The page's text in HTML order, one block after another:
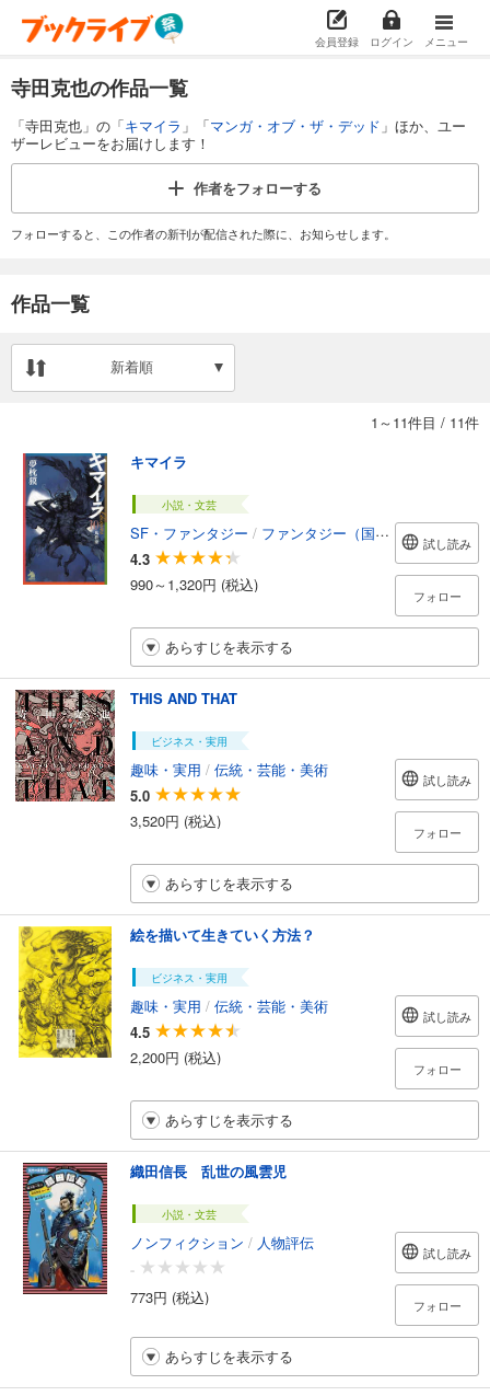
会員登録 ログイン メニュー
寺田克也の作品一覧
「寺田克也」の「キマイラ 」「マンガ・オブ・ザ・デッド 」ほか、ユー
ザーレビューをお届けします！
作者をフォローする
フォローすると、この作者の新刊が配信された際に、お知らせします。
作品一覧
新着順
1～11件目 / 11件
キマイラ
小説・文芸
SF・ファンタジー / ファンタジー（国内）
4.3
990～1,320円 (税込)
試し読み
フォロー
あらすじを表示する
THIS AND THAT
ビジネス・実用
趣味・実用 / 伝統・芸能・美術
5.0
3,520円 (税込)
試し読み
フォロー
あらすじを表示する
絵を描いて生きていく方法？
ビジネス・実用
趣味・実用 / 伝統・芸能・美術
4.5
2,200円 (税込)
試し読み
フォロー
あらすじを表示する
織田信長 乱世の風雲児
小説・文芸
ノンフィクション / 人物評伝
-
773円 (税込)
試し読み
フォロー
あらすじを表示する